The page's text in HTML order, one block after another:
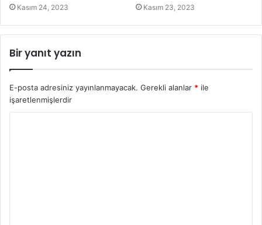
Kasım 24, 2023 Kasım 23, 2023
Bir yanıt yazın
E-posta adresiniz yayınlanmayacak. Gerekli alanlar * ile
işaretlenmişlerdir